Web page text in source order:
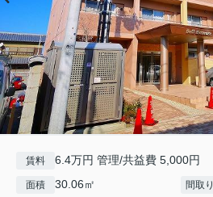
賃料 6.4万円 管理/共益費 5,000円
面積 30.06㎡ 間取り